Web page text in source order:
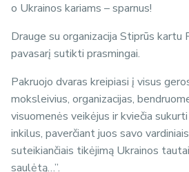
o Ukrainos kariams – sparnus!
Drauge su organizacija Stiprūs kartu
pavasarį sutikti prasmingai.
Pakruojo dvaras kreipiasi į visus
moksleivius, organizacijas,
visuomenės veikėjus ir kviečia
inkilus, paverčiant juos savo
suteikiančiais tikėjimą Ukrainos
saulėtą…”.